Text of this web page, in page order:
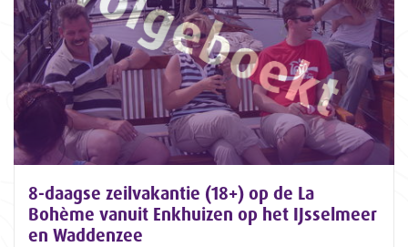
8-daagse zeilvakantie (18+) op de La
Bohème vanuit Enkhuizen op het IJsselmeer
en Waddenzee